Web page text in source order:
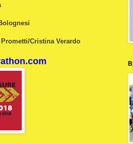
Prometti/Cristina Verardo